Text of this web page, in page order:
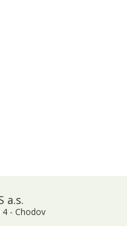
a.s.
- Chodov